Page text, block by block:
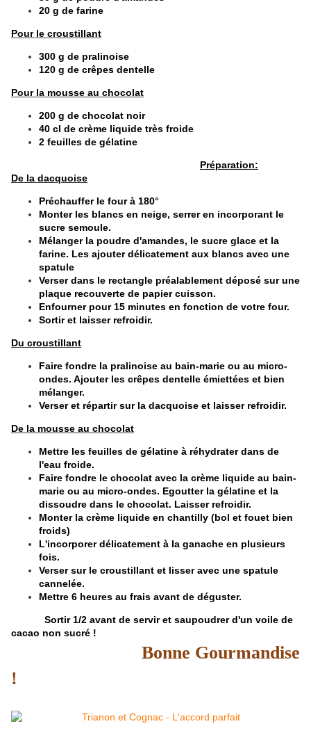
20 g de farine
Pour le croustillant
300 g de pralinoise
120 g de crêpes dentelle
Pour la mousse au chocolat
200 g de chocolat noir
40 cl de crème liquide très froide
2 feuilles de gélatine
Préparation:
De la dacquoise
Préchauffer le four à 180°
Monter les blancs en neige, serrer en incorporant le
sucre semoule.
Mélanger la poudre d'amandes, le sucre glace et la
farine. Les ajouter délicatement aux blancs avec une
spatule
Verser dans le rectangle préalablement déposé sur une
plaque recouverte de papier cuisson.
Enfourner pour 15 minutes en fonction de votre four.
Sortir et laisser refroidir.
Du croustillant
Faire fondre la pralinoise au bain-marie ou au micro-
ondes. Ajouter les crêpes dentelle émiettées et bien
mélanger.
Verser et répartir sur la dacquoise et laisser refroidir.
De la mousse au chocolat
Mettre les feuilles de gélatine à réhydrater dans de
l'eau froide.
Faire fondre le chocolat avec la crème liquide au bain-
marie ou au micro-ondes. Egoutter la gélatine et la
dissoudre dans le chocolat. Laisser refroidir.
Monter la crème liquide en chantilly (bol et fouet bien
froids)
L'incorporer délicatement à la ganache en plusieurs
fois.
Verser sur le croustillant et lisser avec une spatule
cannelée.
Mettre 6 heures au frais avant de déguster.
Sortir 1/2 avant de servir et saupoudrer d'un voile de
cacao non sucré !
Bonne Gourmandise
!